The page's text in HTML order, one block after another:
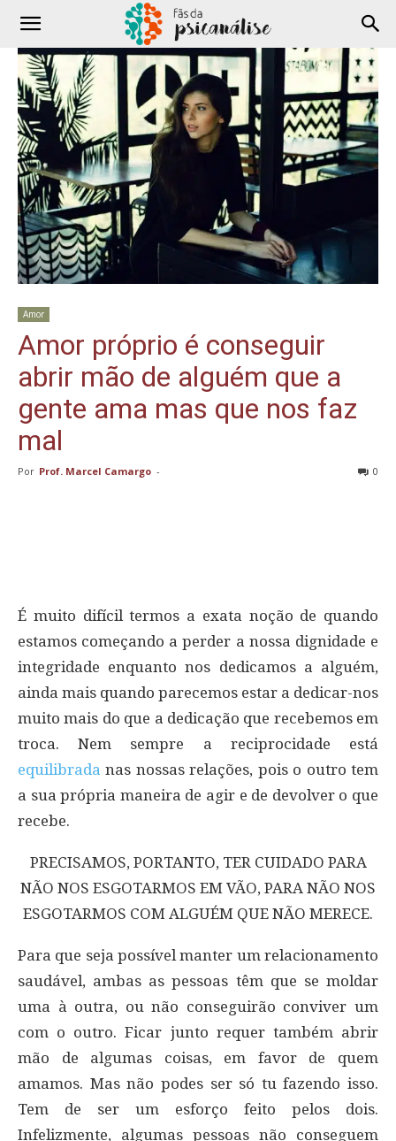
Amor
Amor próprio é conseguir
abrir mão de alguém que a
gente ama mas que nos faz
mal
Por Prof. Marcel Camargo - 0
É muito difícil termos a exata noção de quando
estamos começando a perder a nossa dignidade e
integridade enquanto nos dedicamos a alguém,
ainda mais quando parecemos estar a dedicar-nos
muito mais do que a dedicação que recebemos em
troca. Nem sempre a reciprocidade está
equilibrada nas nossas relações, pois o outro tem
a sua própria maneira de agir e de devolver o que
recebe.
PRECISAMOS, PORTANTO, TER CUIDADO PARA
NÃO NOS ESGOTARMOS EM VÃO, PARA NÃO NOS
ESGOTARMOS COM ALGUÉM QUE NÃO MERECE.
Para que seja possível manter um relacionamento
saudável, ambas as pessoas têm que se moldar
uma à outra, ou não conseguirão conviver um
com o outro. Ficar junto requer também abrir
mão de algumas coisas, em favor de quem
amamos. Mas não podes ser só tu fazendo isso.
Tem de ser um esforço feito pelos dois.
Infelizmente, algumas pessoas não conseguem